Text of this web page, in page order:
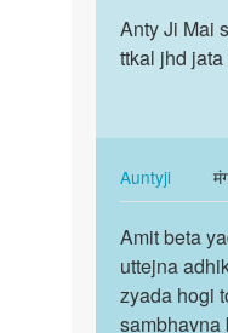
to
Deepak
baar
sex…
by
Auntyji
Anty
Ji
krne
jata
hu…
Anty Ji Mai
ttkal jhd
AuntyjiIn
reply
to
Anty
Ji
Mai
Amit
beta
yadi
shareer
Amit beta
uttejna
zyada hogi
sambhavna